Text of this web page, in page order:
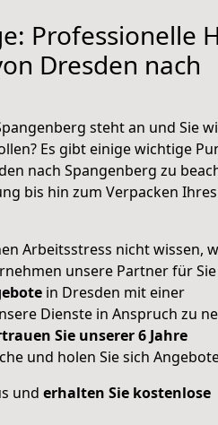
Professionelle
Dresden nach
steht an und Sie
Es gibt einige wichtige
nach Spangenberg zu
bis hin zum Verpacken Ihres
Arbeitsstress nicht wissen,
unsere Partner für
in Dresden mit einer
Dienste in Anspruch zu
Sie unserer 6 Jahre
und holen Sie sich
und erhalten Sie kostenlose